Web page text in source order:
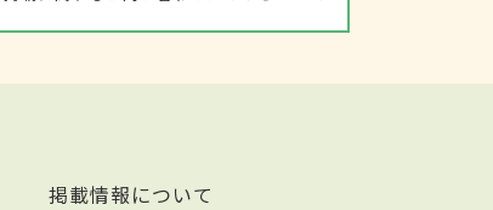
掲載情報について